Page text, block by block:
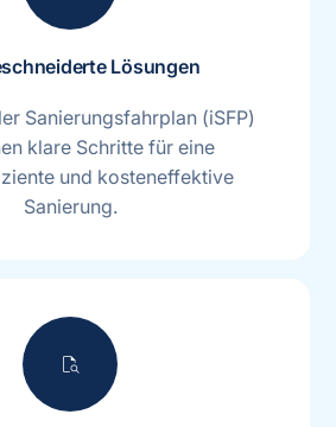
Lösungen
Sanierungsfahrplan (iSFP)
klare Schritte für eine
und kosteneffektive
Sanierung.
document_search